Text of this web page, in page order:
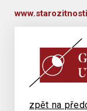
zpět na